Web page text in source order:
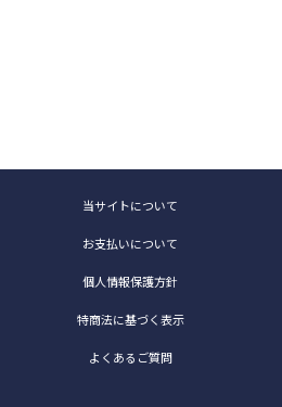
当サイトについて
お支払いについて
個人情報保護方針
特商法に基づく表示
よくあるご質問